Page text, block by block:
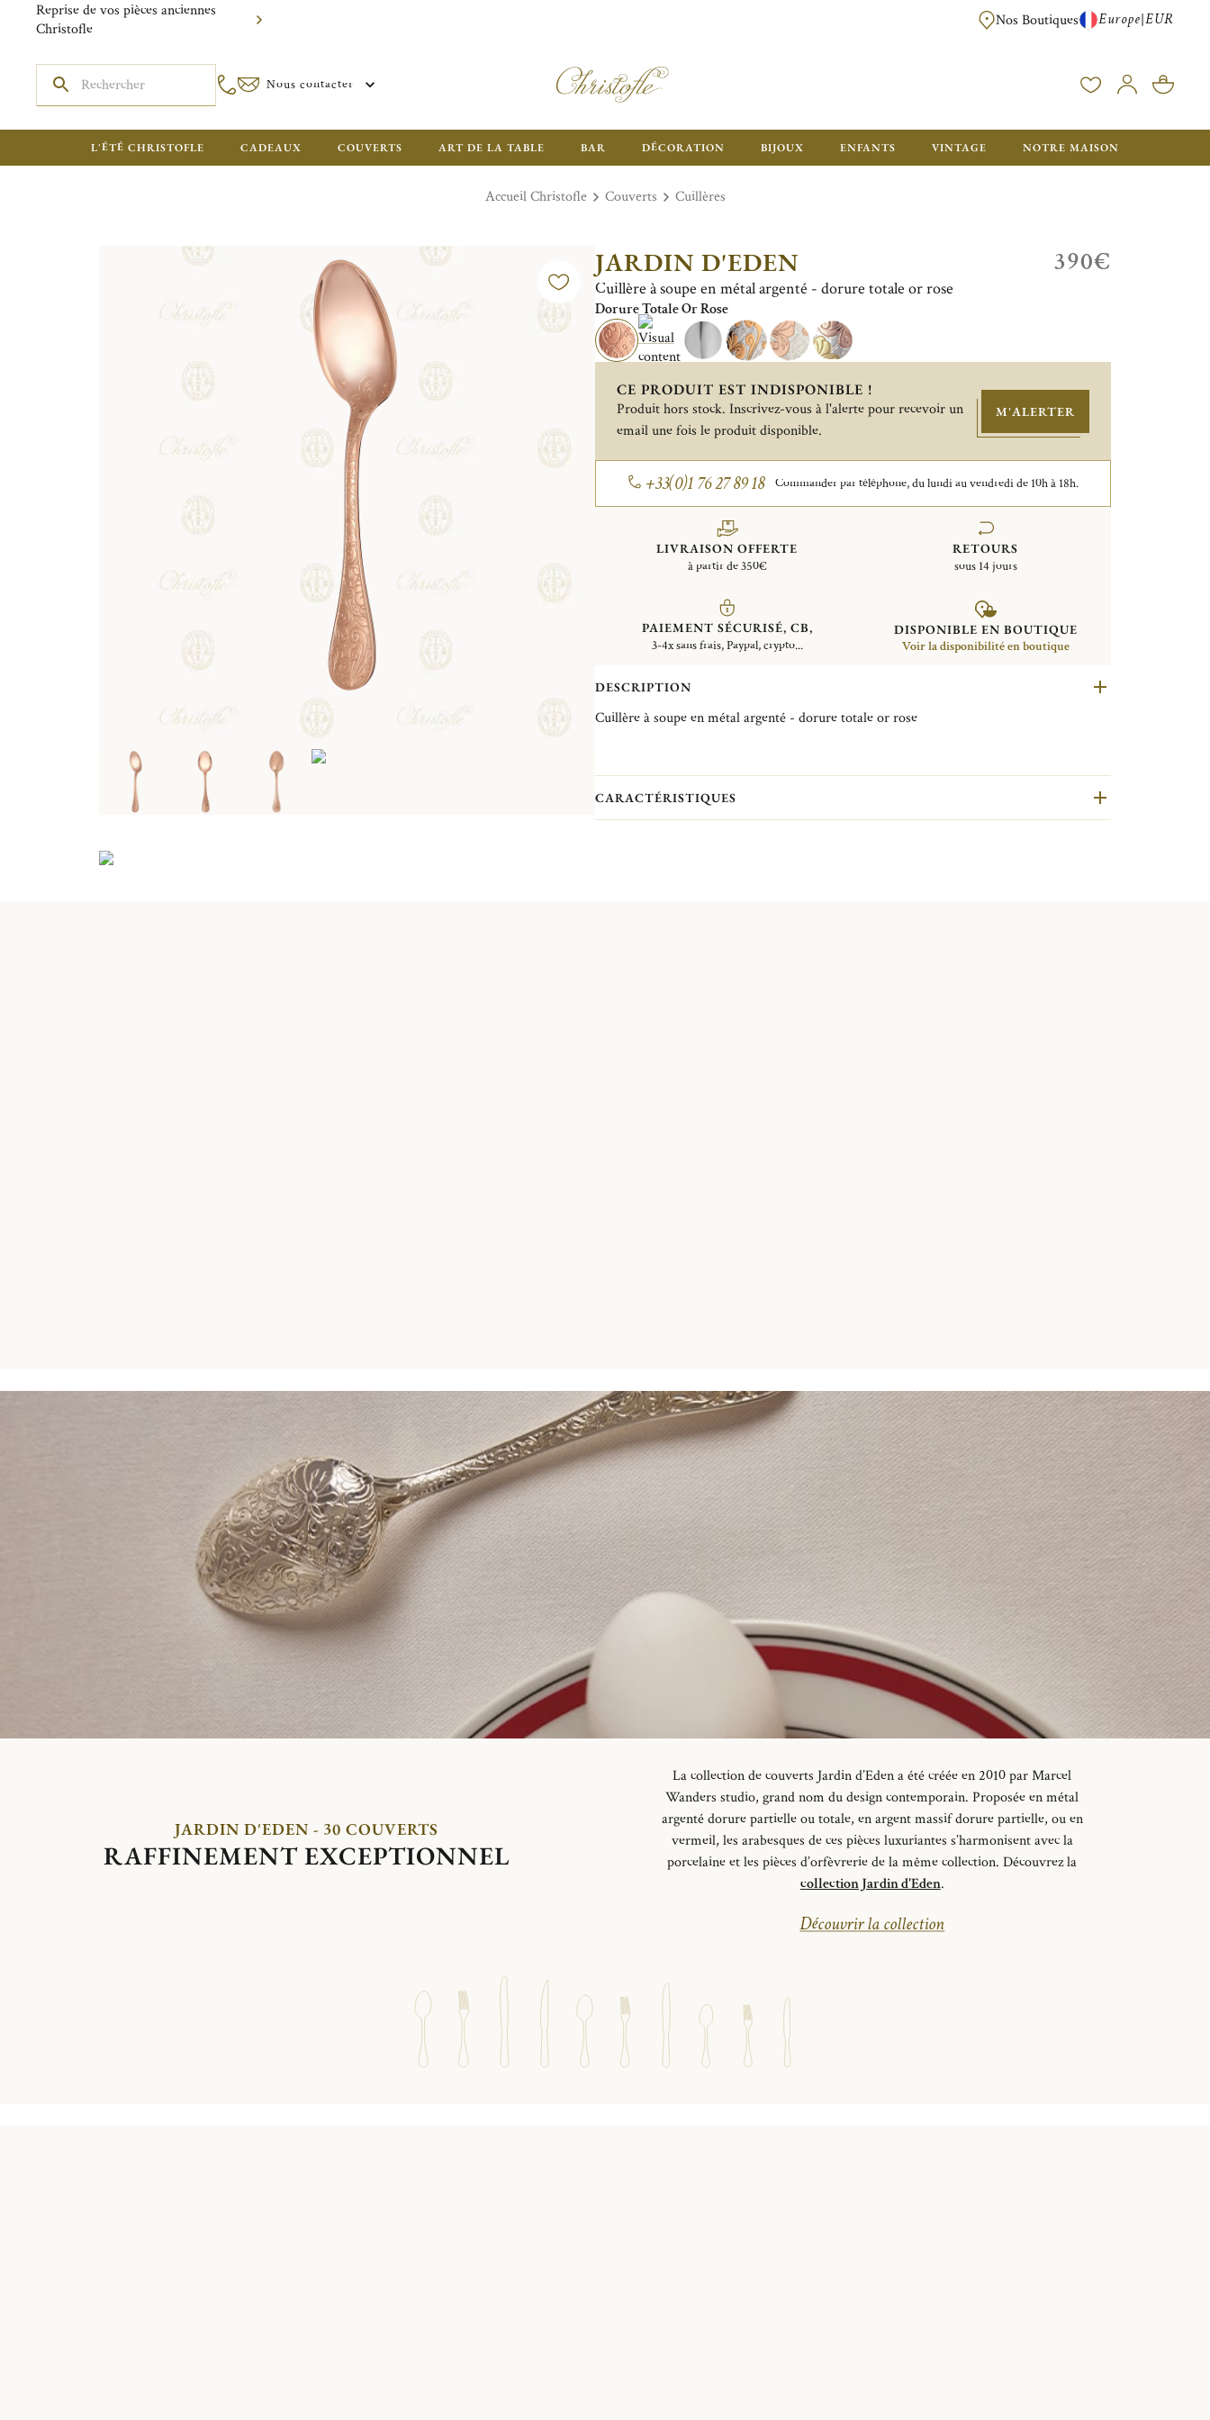
Reprise de vos pièces anciennes
Christofle
LIVRAISON OFFERTE DÈS 350€ D'ACHAT, AVEC
Nos Boutiques Europe|EUR
Nous contacter
L'ÉTÉ CHRISTOFLE CADEAUX COUVERTS ART DE LA TABLE BAR DÉCORATION BIJOUX ENFANTS VINTAGE NOTRE MAISON
Accueil Christofle Couverts Cuillères
JARDIN D'EDEN
Cuillère à soupe en métal argenté - dorure totale or rose
390€
Dorure Totale Or Rose
CE PRODUIT EST INDISPONIBLE !
Produit hors stock. Inscrivez-vous à l'alerte pour recevoir un
email une fois le produit disponible.
M'ALERTER
+33(0)1 76 27 89 18 Commander par téléphone, du lundi au vendredi de 10h à 18h.
LIVRAISON OFFERTE
à partir de 350€
RETOURS
sous 14 jours
PAIEMENT SÉCURISÉ, CB,
3-4x sans frais, Paypal, crypto...
DISPONIBLE EN BOUTIQUE
Voir la disponibilité en boutique
DESCRIPTION
Cuillère à soupe en métal argenté - dorure totale or rose
CARACTÉRISTIQUES
JARDIN D'EDEN - 30 COUVERTS
RAFFINEMENT EXCEPTIONNEL
La collection de couverts Jardin d’Eden a été créée en 2010 par Marcel
Wanders studio, grand nom du design contemporain.Proposée en métal
argenté dorure partielle ou totale, en argent massif dorure partielle, ou en
vermeil, les arabesques de ces pièces luxuriantes s’harmonisent avec la
porcelaine et les pièces d’orfèvrerie de la même collection. Découvrez la
collection Jardin d'Eden.
Découvrir la collection